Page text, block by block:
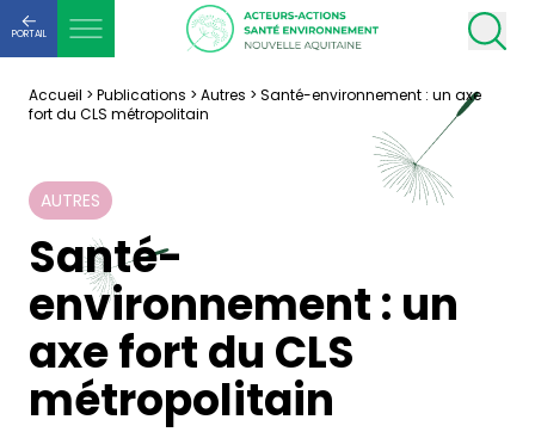
PORTAIL
Accueil > Publications > Autres > Santé-environnement : un axe
fort du CLS métropolitain
AUTRES
Santé-
environnement : un
axe fort du CLS
métropolitain